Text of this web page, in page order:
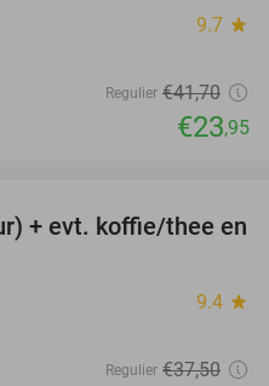
9.7 star
Regulier €41,70
€23,95
61%
+ evt. koffie/thee en
9.4 star
Regulier €37,50